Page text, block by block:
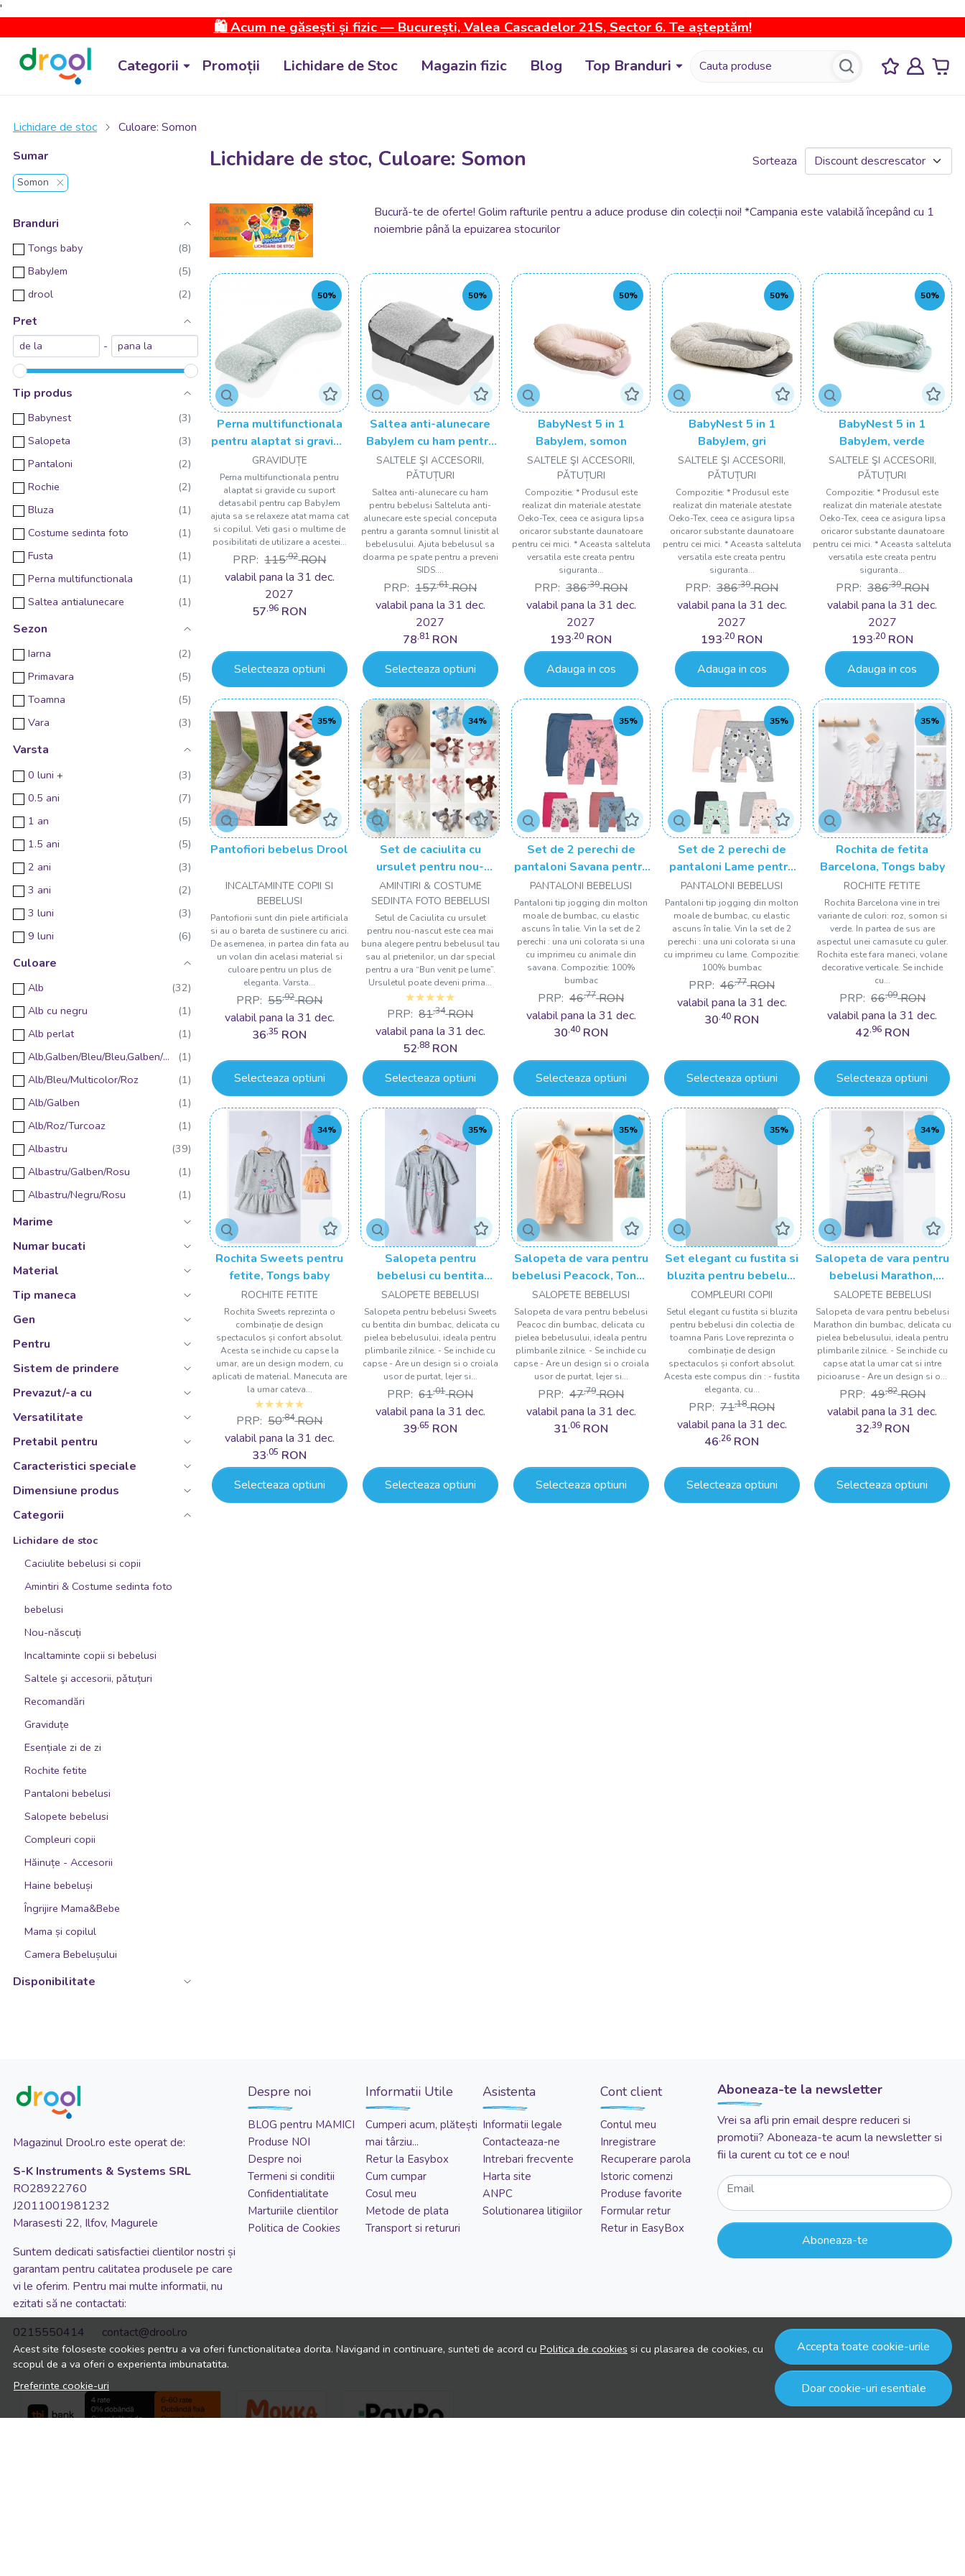
'
🛍️ Acum ne găsești și fizic — București, Valea Cascadelor 21S, Sector 6. Te așteptăm!
Categorii Promoții Lichidare de Stoc Magazin fizic Blog Top Branduri
Lichidare de stoc
Culoare: Somon
Sumar
Somon
Branduri
Tongs baby
BabyJem
drool
Pret
-
Tip produs
Babynest
Salopeta
Pantaloni
Rochie
Bluza
Costume sedinta foto
Fusta
Perna multifunctionala
Saltea antialunecare
Sezon
Iarna
Primavara
Toamna
Vara
Varsta
0 luni +
0.5 ani
1 an
1.5 ani
2 ani
3 ani
3 luni
9 luni
Culoare
Alb
Alb cu negru
Alb perlat
Alb,Galben/Bleu/Bleu,Galben/Gri/Roz/Roz,Galben
Alb/Bleu/Multicolor/Roz
Alb/Galben
Alb/Roz/Turcoaz
Albastru
Albastru/Galben/Rosu
Albastru/Negru/Rosu
Albastru/Portocaliu/Roz
Antracit
Argintiu
Bleu transparent
Bleu/Galben
Bleu/Galben/Gri/Roz/Verde
Bleu/Galben/Mov/Rosu/Verde
Bleu/Gri/Portocaliu/Roz
Bleu/Gri/Roz
Bleu/Gri/Roz/Verde
Bleu/Roz
Bleumarin
Bleumarine
Burgundiu
Cappuccino
Corai
Crem
Curcubeu
Ecru
Galben
Galben/Gri/Roz/Verde
Gri
Gri albastrui
Gri cu dungi
Gri deschis
Gri inchis
Gri/Somon/Verde
Kaki
Lavanda
Multicolor
Mustar
Natur
Negru cu alb
Negru/Maro
Portocaliu
Rosu
Roz
Roz aprins
Roz cu alb
Roz cu dungi
roz cu pene
Roz inchis
Roz Pastel
Marime
Numar bucati
Material
Tip maneca
Gen
Pentru
Sistem de prindere
Prevazut/-a cu
Versatilitate
Pretabil pentru
Caracteristici speciale
Dimensiune produs
Categorii
Lichidare de stoc
Caciulite bebelusi si copii
Amintiri & Costume sedinta foto
bebelusi
Nou-născuți
Incaltaminte copii si bebelusi
Saltele şi accesorii, pǎtuțuri
Recomandări
Graviduțe
Esențiale zi de zi
Rochite fetite
Pantaloni bebelusi
Salopete bebelusi
Compleuri copii
Hăinuțe - Accesorii
Haine bebeluși
Îngrijire Mama&Bebe
Mama și copilul
Camera Bebelușului
Disponibilitate
Lichidare de stoc, Culoare: Somon Sorteaza
Bucurǎ-te de oferte! Golim rafturile pentru a aduce produse din colecții noi! *Campania este valabilǎ începând cu 1
noiembrie pânǎ la epuizarea stocurilor
50%
Perna multifunctionala
pentru alaptat si gravide
cu suport detasabil
pentru cap BabyJem
GRAVIDUȚE
Perna multifunctionala pentru
alaptat si gravide cu suport
detasabil pentru cap BabyJem
ajuta sa se relaxeze atat mama cat
si copilul. Veti gasi o multime de
posibilitati de utilizare a acestei...
PRP: 115,92 RON
valabil pana la 31 dec.
2027
57,96 RON
Selecteaza optiuni
50%
Saltea anti-alunecare
BabyJem cu ham pentru
bebelusi
SALTELE ŞI ACCESORII,
PǍTUȚURI
Saltea anti-alunecare cu ham
pentru bebelusi Salteluta anti-
alunecare este special conceputa
pentru a garanta somnul linistit al
bebelusului. Ajuta bebelusul sa
doarma pe spate pentru a preveni
SIDS....
PRP: 157,61 RON
valabil pana la 31 dec.
2027
78,81 RON
Selecteaza optiuni
50%
BabyNest 5 in 1
BabyJem, somon
SALTELE ŞI ACCESORII,
PǍTUȚURI
Compozitie: * Produsul este
realizat din materiale atestate
Oeko-Tex, ceea ce asigura lipsa
oricaror substante daunatoare
pentru cei mici. * Aceasta salteluta
versatila este creata pentru
siguranta...
PRP: 386,39 RON
valabil pana la 31 dec.
2027
193,20 RON
Adauga in cos
50%
BabyNest 5 in 1
BabyJem, gri
SALTELE ŞI ACCESORII,
PǍTUȚURI
Compozitie: * Produsul este
realizat din materiale atestate
Oeko-Tex, ceea ce asigura lipsa
oricaror substante daunatoare
pentru cei mici. * Aceasta salteluta
versatila este creata pentru
siguranta...
PRP: 386,39 RON
valabil pana la 31 dec.
2027
193,20 RON
Adauga in cos
50%
BabyNest 5 in 1
BabyJem, verde
SALTELE ŞI ACCESORII,
PǍTUȚURI
Compozitie: * Produsul este
realizat din materiale atestate
Oeko-Tex, ceea ce asigura lipsa
oricaror substante daunatoare
pentru cei mici. * Aceasta salteluta
versatila este creata pentru
siguranta...
PRP: 386,39 RON
valabil pana la 31 dec.
2027
193,20 RON
Adauga in cos
35%
Pantofiori bebelus Drool
INCALTAMINTE COPII SI
BEBELUSI
Pantofiorii sunt din piele artificiala
si au o bareta de sustinere cu arici.
De asemenea, in partea din fata au
un volan din acelasi material si
culoare pentru un plus de
eleganta. Varsta...
PRP: 55,92 RON
valabil pana la 31 dec.
36,35 RON
Selecteaza optiuni
34%
Set de caciulita cu
ursulet pentru nou-
nascut Drool
AMINTIRI & COSTUME
SEDINTA FOTO BEBELUSI
Setul de Caciulita cu ursulet
pentru nou-nascut este cea mai
buna alegere pentru bebelusul tau
sau al prietenilor, un dar special
pentru a ura “Bun venit pe lume”.
Ursuletul poate deveni prima...
PRP: 81,34 RON
valabil pana la 31 dec.
52,88 RON
Selecteaza optiuni
35%
Set de 2 perechi de
pantaloni Savana pentru
bebelusi, Tongs baby
PANTALONI BEBELUSI
Pantaloni tip jogging din molton
moale de bumbac, cu elastic
ascuns în talie. Vin la set de 2
perechi : una uni colorata si una
cu imprimeu cu animale din
savana. Compozitie: 100%
bumbac
PRP: 46,77 RON
valabil pana la 31 dec.
30,40 RON
Selecteaza optiuni
35%
Set de 2 perechi de
pantaloni Lame pentru
bebelusi, Tongs baby
PANTALONI BEBELUSI
Pantaloni tip jogging din molton
moale de bumbac, cu elastic
ascuns în talie. Vin la set de 2
perechi : una uni colorata si una
cu imprimeu cu lame. Compozitie:
100% bumbac
PRP: 46,77 RON
valabil pana la 31 dec.
30,40 RON
Selecteaza optiuni
35%
Rochita de fetita
Barcelona, Tongs baby
ROCHITE FETITE
Rochita Barcelona vine in trei
variante de culori: roz, somon si
verde. In partea de sus are
aspectul unei camasute cu guler.
Rochita este fara maneci, volane
decorative verticale. Se inchide
cu...
PRP: 66,09 RON
valabil pana la 31 dec.
42,96 RON
Selecteaza optiuni
34%
Rochita Sweets pentru
fetite, Tongs baby
ROCHITE FETITE
Rochita Sweets reprezinta o
combinație de design
spectaculos și confort absolut.
Acesta se inchide cu capse la
umar, are un design modern, cu
aplicati de material. Manecuta are
la umar cateva...
PRP: 50,84 RON
valabil pana la 31 dec.
33,05 RON
Selecteaza optiuni
35%
Salopeta pentru
bebelusi cu bentita
Sweets, Tongs baby
SALOPETE BEBELUSI
Salopeta pentru bebelusi Sweets
cu bentita din bumbac, delicata cu
pielea bebelusului, ideala pentru
plimbarile zilnice. - Se inchide cu
capse - Are un design si o croiala
usor de purtat, lejer si...
PRP: 61,01 RON
valabil pana la 31 dec.
39,65 RON
Selecteaza optiuni
35%
Salopeta de vara pentru
bebelusi Peacock, Tongs
baby
SALOPETE BEBELUSI
Salopeta de vara pentru bebelusi
Peacoc din bumbac, delicata cu
pielea bebelusului, ideala pentru
plimbarile zilnice. - Se inchide cu
capse - Are un design si o croiala
usor de purtat, lejer si...
PRP: 47,79 RON
valabil pana la 31 dec.
31,06 RON
Selecteaza optiuni
35%
Set elegant cu fustita si
bluzita pentru bebelusi
Paris Love, Tongs baby
COMPLEURI COPII
Setul elegant cu fustita si bluzita
pentru bebelusi din colectia de
toamna Paris Love reprezinta o
combinație de design
spectaculos și confort absolut.
Acesta este compus din : - fustita
eleganta, cu...
PRP: 71,18 RON
valabil pana la 31 dec.
46,26 RON
Selecteaza optiuni
34%
Salopeta de vara pentru
bebelusi Marathon,
Tongs baby
SALOPETE BEBELUSI
Salopeta de vara pentru bebelusi
Marathon din bumbac, delicata cu
pielea bebelusului, ideala pentru
plimbarile zilnice. - Se inchide cu
capse atat la umar cat si intre
picioaruse - Are un design si o...
PRP: 49,82 RON
valabil pana la 31 dec.
32,39 RON
Selecteaza optiuni
Acest site foloseste cookies pentru a va oferi functionalitatea dorita. Navigand in continuare, sunteti de acord cu Politica de cookies si cu plasarea de cookies, cu
scopul de a va oferi o experienta imbunatatita.
Preferinte cookie-uri
Accepta toate cookie-urile
Doar cookie-uri esentiale
Magazinul Drool.ro este operat de:
S-K Instruments & Systems SRL
RO28922760
J2011001981232
Marasesti 22, Ilfov, Magurele
Suntem dedicati satisfactiei clientilor nostri și
garantam pentru calitatea produsele pe care
vi le oferim. Pentru mai multe informatii, nu
ezitati să ne contactati:
0215550414 contact@drool.ro
Despre noi
BLOG pentru MAMICI
Produse NOI
Despre noi
Termeni si conditii
Confidentialitate
Marturiile clientilor
Politica de Cookies
Informatii Utile
Cumperi acum, plătești
mai târziu...
Retur la Easybox
Cum cumpar
Cosul meu
Metode de plata
Transport si retururi
Asistenta
Informatii legale
Contacteaza-ne
Intrebari frecvente
Harta site
ANPC
Solutionarea litigiilor
Cont client
Contul meu
Inregistrare
Recuperare parola
Istoric comenzi
Produse favorite
Formular retur
Retur in EasyBox
Aboneaza-te la newsletter
Vrei sa afli prin email despre reduceri si
promotii? Aboneaza-te acum la newsletter si
fii la curent cu tot ce e nou!
Email
Aboneaza-te